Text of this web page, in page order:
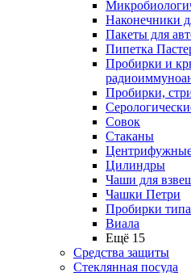
Наконечники
Пакеты для
Пипетка
Пробирки и
Пробирки,
Совок
Стаканы
Цилиндры
Чаши для
Чашки Петри
Пробирки
Виала
Ещё 15
Средства защиты
Стеклянная посуда